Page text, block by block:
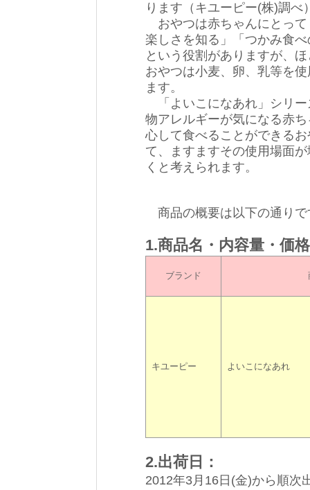
ります（キユーピー(株)調べ
おやつは赤ちゃんにとって
楽しさを知る」「つかみ食
という役割がありますが、
おやつは小麦、卵、乳等を
ます。
「よいこになあれ」シリー
物アレルギーが気になる赤
心して食べることができる
て、ますますその使用場面
くと考えられます。
商品の概要は以下の通りで
1.商品名・内容量・価
ブランド
キユーピー よいこになあれ
2.出荷日：
2012年3月16日(金)から順次